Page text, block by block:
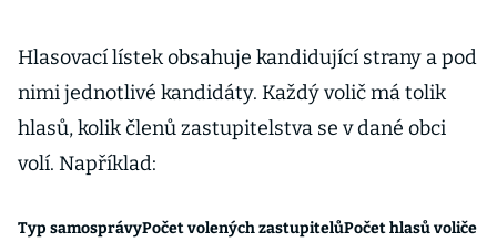
Hlasovací lístek obsahuje kandidující strany a pod
nimi jednotlivé kandidáty. Každý volič má tolik
hlasů, kolik členů zastupitelstva se v dané obci
volí. Například:
Typ samosprávyPočet volených zastupitelůPočet hlasů voliče